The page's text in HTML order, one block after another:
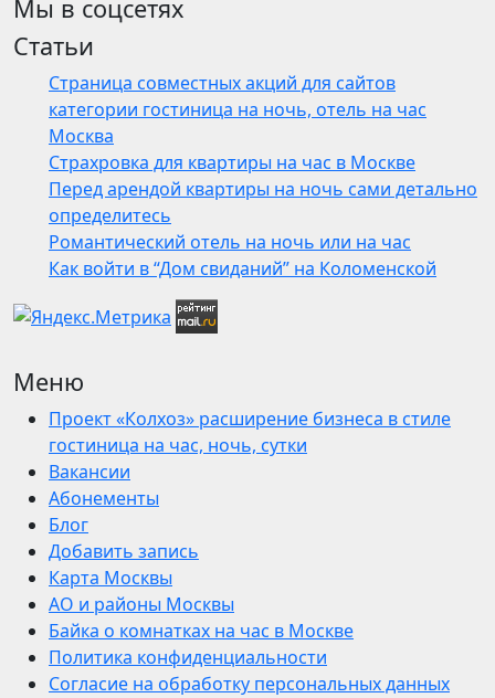
Мы в соцсетях
Статьи
Страница совместных акций для сайтов
категории гостиница на ночь, отель на час
Москва
Страхровка для квартиры на час в Москве
Перед арендой квартиры на ночь сами детально
определитесь
Романтический отель на ночь или на час
Как войти в “Дом свиданий” на Коломенской
Меню
Проект «Колхоз» расширение бизнеса в стиле
гостиница на час, ночь, сутки
Вакансии
Абонементы
Блог
Добавить запись
Карта Москвы
АО и районы Москвы
Байка о комнатках на час в Москве
Политика конфиденциальности
Согласие на обработку персональных данных